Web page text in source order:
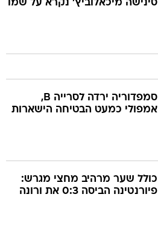
סינישה מיכאלוביץ' נקרא על שמו
סמפדוריה ירדה לסרייה B,
אמפולי כמעט הבטיחה הישארות
כולל שער מרהיב מחצי מגרש:
פיורנטינה הביסה 0:3 את ורונה